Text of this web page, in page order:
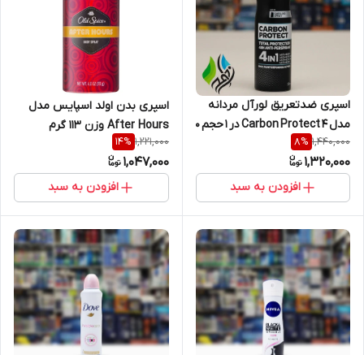
اسپری ضدتعریق لورآل مردانه
مدل Carbon Protect ۴ در ۱ حجم ۲۵۰ میلی‌لیتر
1,440,000
8%
1,320,000
افزودن به سبد
اسپری بدن اولد اسپایس مدل
After Hours وزن 113 گرم
1,221,000
14%
1,047,000
افزودن به سبد